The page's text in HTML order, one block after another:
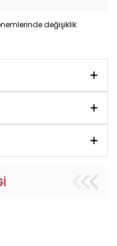
değişiklik